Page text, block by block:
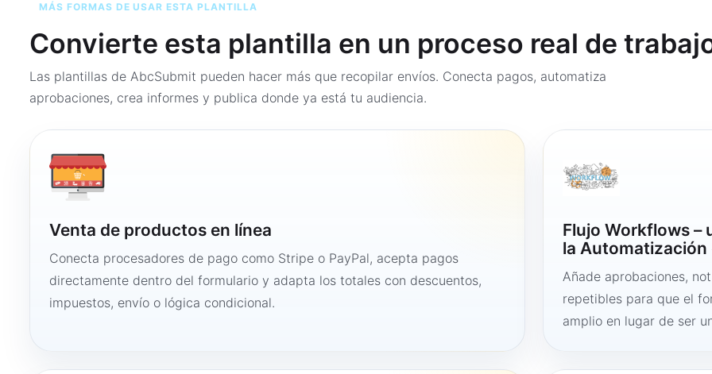
MÁS FORMAS DE USAR ESTA PLANTILLA
Convierte esta plantilla en un proceso real de
Las plantillas de AbcSubmit pueden hacer más que recopilar envíos. Conecta pagos, automatiza
aprobaciones, crea informes y publica donde ya está tu audiencia.
Venta de productos en línea
Conecta procesadores de pago como Stripe o PayPal, acepta pagos
directamente dentro del formulario y adapta los totales con descuentos,
impuestos, envío o lógica condicional.
Flujo Workflows –
la Automatización
Añade aprobaciones,
repetibles para que el
amplio en lugar de ser